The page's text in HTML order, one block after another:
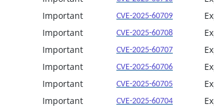
Important CVE-2025-60709
Important CVE-2025-60708
Important CVE-2025-60707
Important CVE-2025-60706
Important CVE-2025-60705
Important CVE-2025-60704